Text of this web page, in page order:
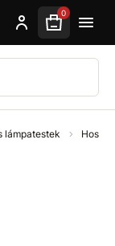
0
lámpatestek